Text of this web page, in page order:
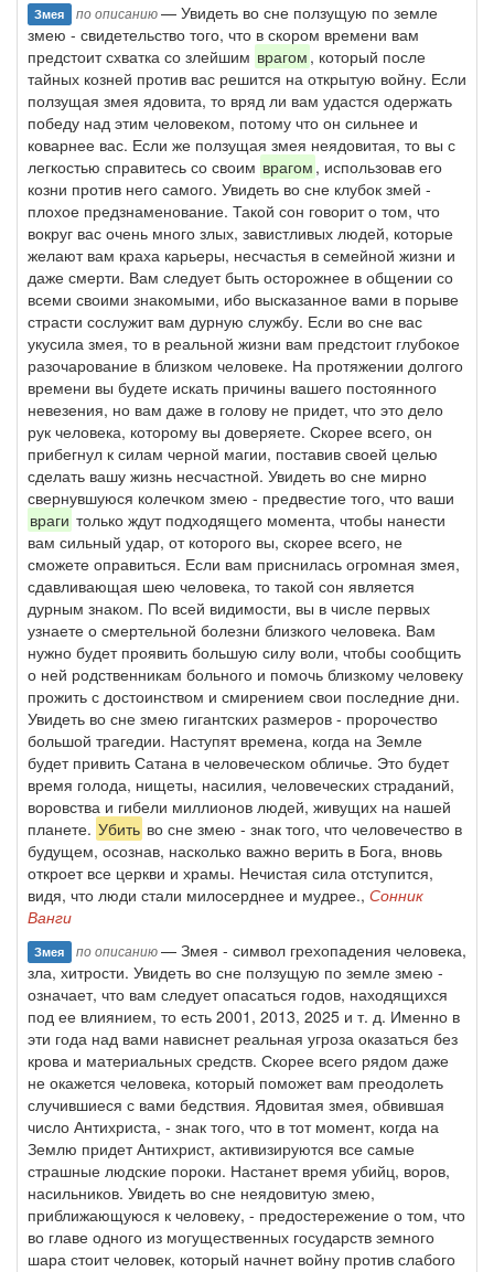
Змея по описанию— Увидеть во сне ползущую по земле
змею - свидетельство того, что в скором времени вам
предстоит схватка со злейшим врагом , который после
тайных козней против вас решится на открытую войну. Если
ползущая змея ядовита, то вряд ли вам удастся одержать
победу над этим человеком, потому что он сильнее и
коварнее вас. Если же ползущая змея неядовитая, то вы с
легкостью справитесь со своим врагом , использовав его
козни против него самого. Увидеть во сне клубок змей -
плохое предзнаменование. Такой сон говорит о том, что
вокруг вас очень много злых, завистливых людей, которые
желают вам краха карьеры, несчастья в семейной жизни и
даже смерти. Вам следует быть осторожнее в общении со
всеми своими знакомыми, ибо высказанное вами в порыве
страсти сослужит вам дурную службу. Если во сне вас
укусила змея, то в реальной жизни вам предстоит глубокое
разочарование в близком человеке. На протяжении долгого
времени вы будете искать причины вашего постоянного
невезения, но вам даже в голову не придет, что это дело
рук человека, которому вы доверяете. Скорее всего, он
прибегнул к силам черной магии, поставив своей целью
сделать вашу жизнь несчастной. Увидеть во сне мирно
свернувшуюся колечком змею - предвестие того, что ваши
враги только ждут подходящего момента, чтобы нанести
вам сильный удар, от которого вы, скорее всего, не
сможете оправиться. Если вам приснилась огромная змея,
сдавливающая шею человека, то такой сон является
дурным знаком. По всей видимости, вы в числе первых
узнаете о смертельной болезни близкого человека. Вам
нужно будет проявить большую силу воли, чтобы сообщить
о ней родственникам больного и помочь близкому человеку
прожить с достоинством и смирением свои последние дни.
Увидеть во сне змею гигантских размеров - пророчество
большой трагедии. Наступят времена, когда на Земле
будет привить Сатана в человеческом обличье. Это будет
время голода, нищеты, насилия, человеческих страданий,
воровства и гибели миллионов людей, живущих на нашей
планете. Убить во сне змею - знак того, что человечество в
будущем, осознав, насколько важно верить в Бога, вновь
откроет все церкви и храмы. Нечистая сила отступится,
видя, что люди стали милосерднее и мудрее., Сонник
Ванги
Змея по описанию— Змея - символ грехопадения человека,
зла, хитрости. Увидеть во сне ползущую по земле змею -
означает, что вам следует опасаться годов, находящихся
под ее влиянием, то есть 2001, 2013, 2025 и т. д. Именно в
эти года над вами нависнет реальная угроза оказаться без
крова и материальных средств. Скорее всего рядом даже
не окажется человека, который поможет вам преодолеть
случившиеся с вами бедствия. Ядовитая змея, обвившая
число Антихриста, - знак того, что в тот момент, когда на
Землю придет Антихрист, активизируются все самые
страшные людские пороки. Настанет время убийц, воров,
насильников. Увидеть во сне неядовитую змею,
приближающуюся к человеку, - предостережение о том, что
во главе одного из могущественных государств земного
шара стоит человек, который начнет войну против слабого